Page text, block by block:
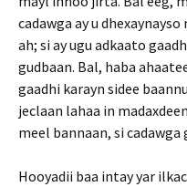
cadawga ay u
ah; si ay ugu adkaato
gudbaan. Bal, haba
gaadhi karayn sidee
jeclaan lahaa in
meel bannaan, si
Hooyadii baa intay yar